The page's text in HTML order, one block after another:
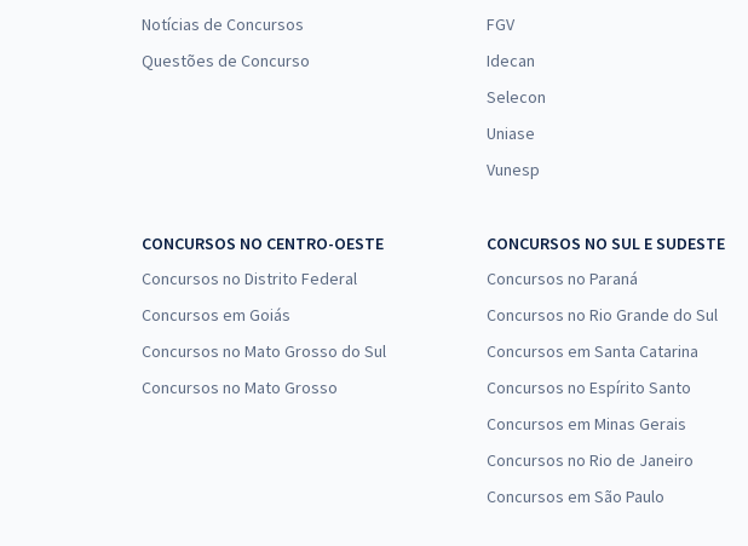
Notícias de Concursos
Questões de Concurso
FGV
Idecan
Selecon
Uniase
Vunesp
CONCURSOS NO CENTRO-OESTE
Concursos no Distrito Federal
Concursos em Goiás
Concursos no Mato Grosso do Sul
Concursos no Mato Grosso
CONCURSOS NO SUL E SUDESTE
Concursos no Paraná
Concursos no Rio Grande do Sul
Concursos em Santa Catarina
Concursos no Espírito Santo
Concursos em Minas Gerais
Concursos no Rio de Janeiro
Concursos em São Paulo